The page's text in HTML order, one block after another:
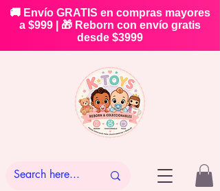
🚚 Envío GRATIS en compras mayores
a $999 | 🎁 Reborn con envío gratis
desde $3999